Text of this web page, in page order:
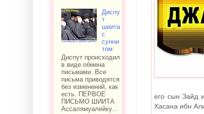
его сын Зайд
Хасана ибн
Диспу
т
шиита
с
сунни
том
Диспут происходил
в виде обмена
письмами. Все
письма приводятся
без изменений, как
есть. ПЕРВОЕ
ПИСЬМО ШИИТА
Ассалямуалейку...